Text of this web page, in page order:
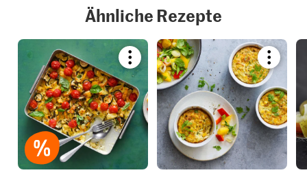
Ähnliche Rezepte
Bookmark
recipe
or
add
it
to
your
collections.
recipe
or
add
it
to
your